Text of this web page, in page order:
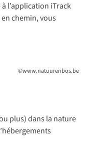
l’application iTrack
chemin, vous
©www.natuurenbos.be
plus) dans la nature